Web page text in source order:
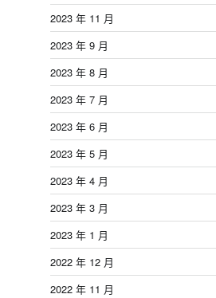
2023 年 11 月
2023 年 9 月
2023 年 8 月
2023 年 7 月
2023 年 6 月
2023 年 5 月
2023 年 4 月
2023 年 3 月
2023 年 1 月
2022 年 12 月
2022 年 11 月